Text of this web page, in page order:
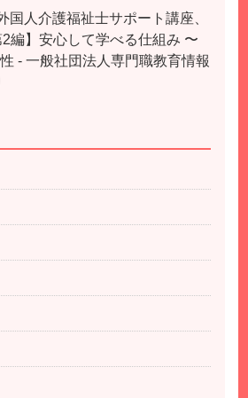
人介護福祉士サポート講座、
2編】安心して学べる仕組み 〜
- 一般社団法人専門職教育情報